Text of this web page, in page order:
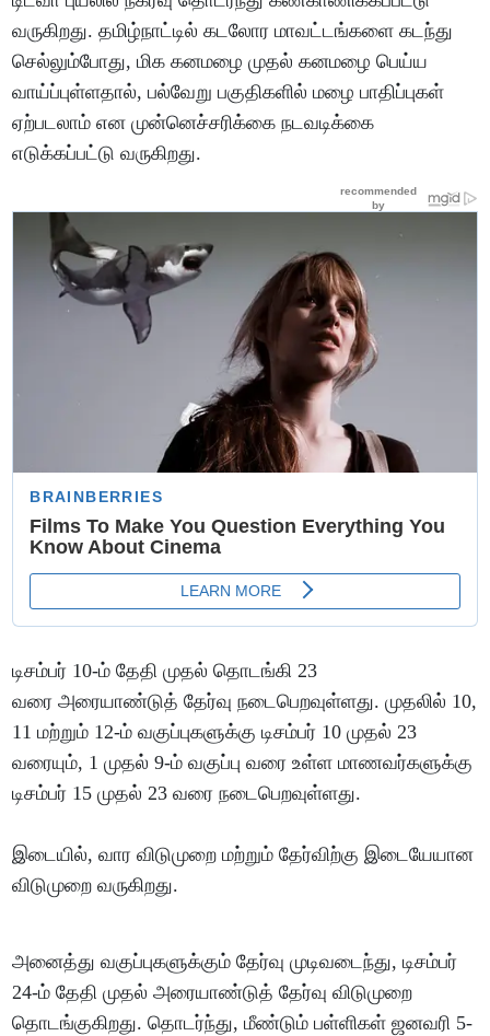
வருகிறது. தமிழ்நாட்டில் கடலோர மாவட்டங்களை கடந்து
செல்லும்போது, மிக கனமழை முதல் கனமழை பெய்ய
வாய்ப்புள்ளதால், பல்வேறு பகுதிகளில் மழை பாதிப்புகள்
ஏற்படலாம் என முன்னெச்சரிக்கை நடவடிக்கை
எடுக்கப்பட்டு வருகிறது.
டிசம்பர் 10-ம் தேதி முதல் தொடங்கி 23
வரை அரையாண்டுத் தேர்வு நடைபெறவுள்ளது. முதலில் 10,
11 மற்றும் 12-ம் வகுப்புகளுக்கு டிசம்பர் 10 முதல் 23
வரையும், 1 முதல் 9-ம் வகுப்பு வரை உள்ள மாணவர்களுக்கு
டிசம்பர் 15 முதல் 23 வரை நடைபெறவுள்ளது.
இடையில், வார விடுமுறை மற்றும் தேர்விற்கு இடையேயான
விடுமுறை வருகிறது.
அனைத்து வகுப்புகளுக்கும் தேர்வு முடிவடைந்து, டிசம்பர்
24-ம் தேதி முதல் அரையாண்டுத் தேர்வு விடுமுறை
தொடங்குகிறது. தொடர்ந்து, மீண்டும் பள்ளிகள் ஜனவரி 5-